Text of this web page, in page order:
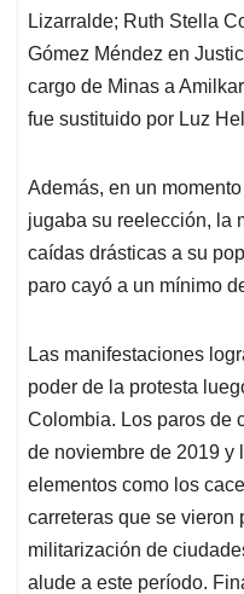
Lizarralde; Ruth Stella
Gómez Méndez en
cargo de Minas a
fue sustituido por Luz
Además, en un
jugaba su reelección, la
caídas drásticas a su
paro cayó a un mínimo
Las manifestaciones
poder de la protesta
Colombia. Los paros de
de noviembre de 2019 y
elementos como los
carreteras que se vieron
militarización de
alude a este período.